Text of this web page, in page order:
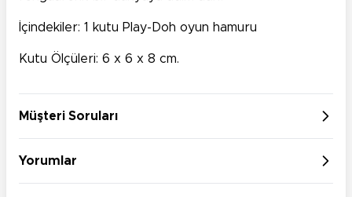
İçindekiler: 1 kutu Play-Doh oyun hamuru
Kutu Ölçüleri: 6 x 6 x 8 cm.
Müşteri Soruları
Yorumlar